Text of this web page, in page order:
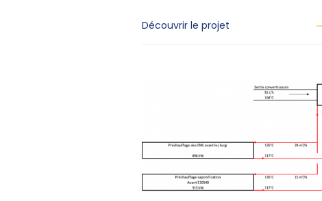
Découvrir le projet